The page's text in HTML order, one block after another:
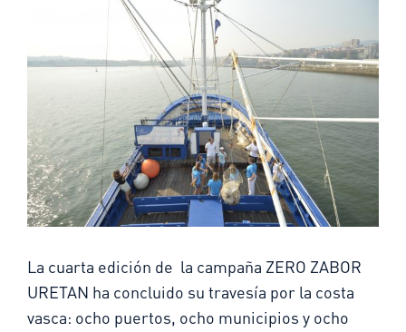
La cuarta edición de la campaña ZERO ZABOR
URETAN ha concluido su travesía por la costa
vasca: ocho puertos, ocho municipios y ocho